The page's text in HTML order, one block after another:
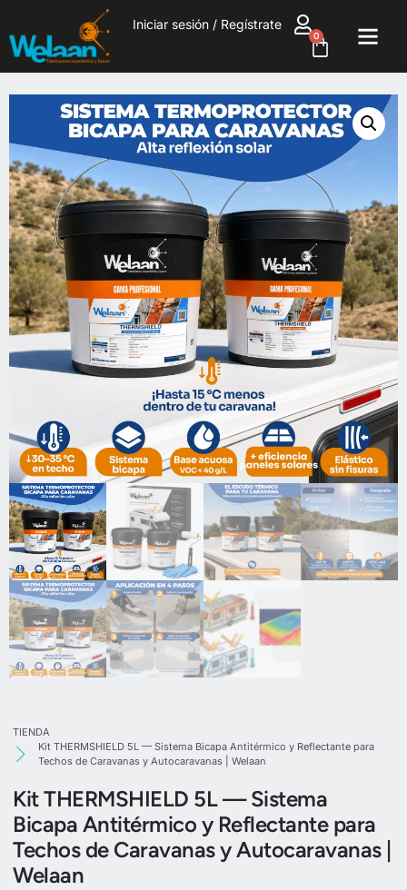
Iniciar sesión / Regístrate
0
TIENDA
Kit THERMSHIELD 5L — Sistema Bicapa Antitérmico y Reflectante para
Techos de Caravanas y Autocaravanas | Welaan
Kit THERMSHIELD 5L — Sistema
Bicapa Antitérmico y Reflectante para
Techos de Caravanas y Autocaravanas |
Welaan